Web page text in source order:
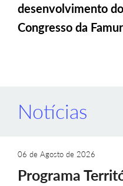
desenvolvimento
Congresso da
Notícias
06 de Agosto de 2026
Programa